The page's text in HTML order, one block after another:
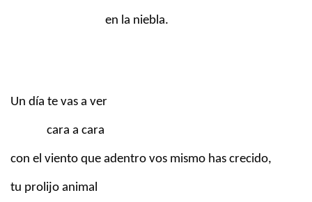
en la niebla.
Un día te vas a ver
cara a cara
con el viento que adentro vos mismo has crecido,
tu prolijo animal